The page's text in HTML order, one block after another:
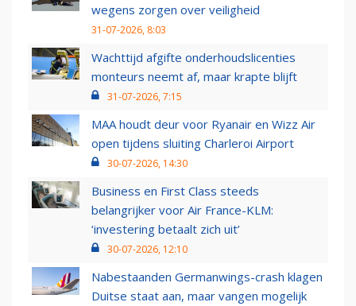
wegens zorgen over veiligheid
31-07-2026, 8:03
Wachttijd afgifte onderhoudslicenties
monteurs neemt af, maar krapte blijft
31-07-2026, 7:15
MAA houdt deur voor Ryanair en Wizz Air
open tijdens sluiting Charleroi Airport
30-07-2026, 14:30
Business en First Class steeds
belangrijker voor Air France-KLM:
‘investering betaalt zich uit’
30-07-2026, 12:10
Nabestaanden Germanwings-crash klagen
Duitse staat aan, maar vangen mogelijk